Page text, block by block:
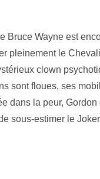
Bruce Wayne est
pleinement le
clown
sont floues, ses
dans la peur, Gordon
sous-estimer le